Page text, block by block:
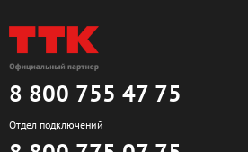
8 800 755 47 75
Отдел подключений